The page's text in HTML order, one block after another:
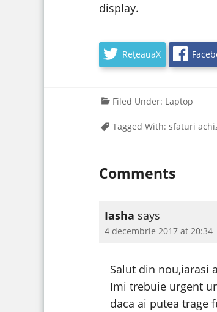
display.
RețeauaX
Filed Under: Laptop
Tagged With: sfaturi
Comments
Iasha says
4 decembrie 2017 at 20:34
Salut din nou,iarasi
Imi trebuie urgent
daca ai putea trage